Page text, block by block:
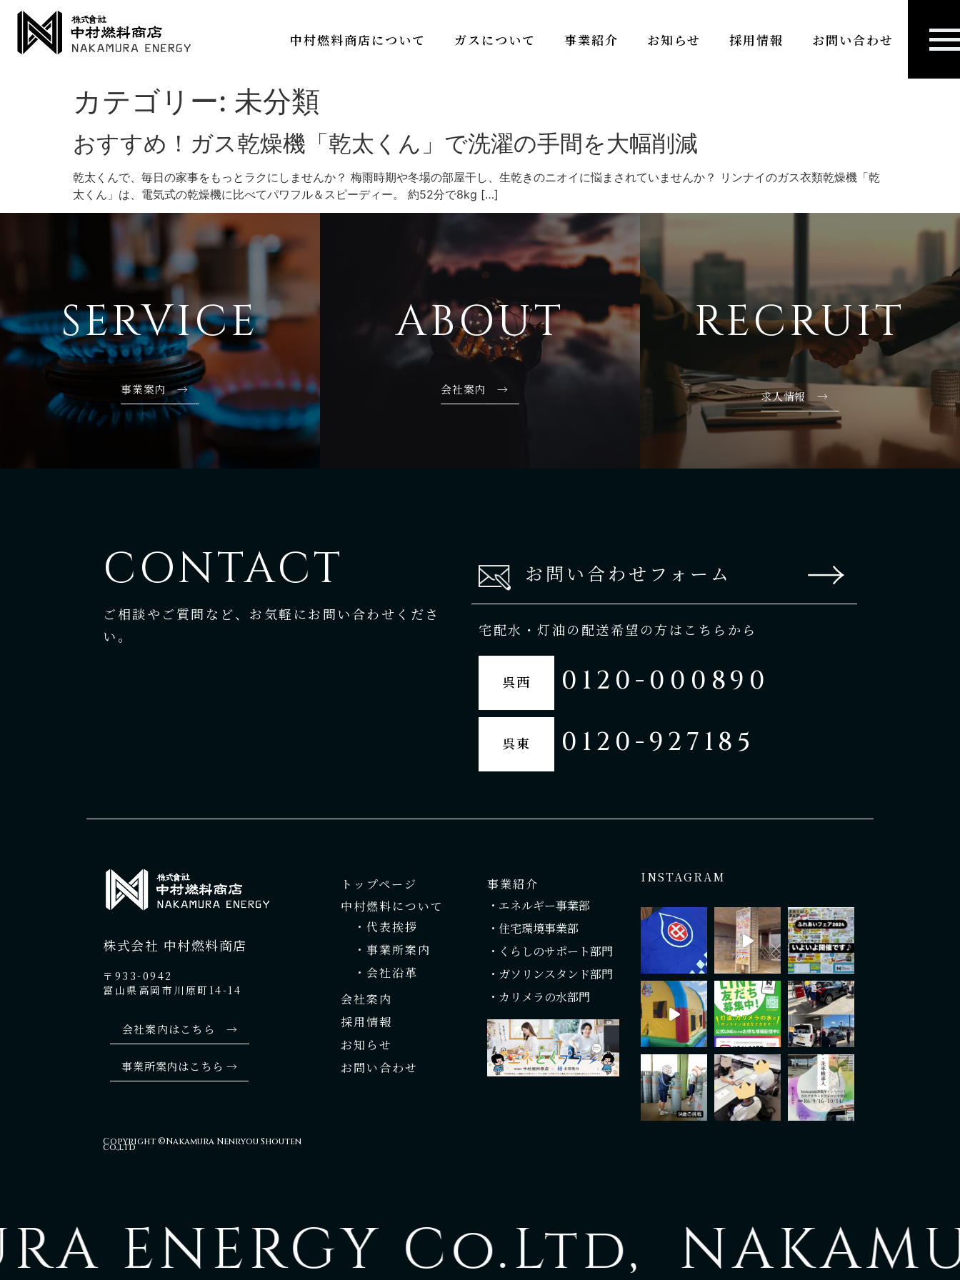
中村燃料商店について ガスについて 事業紹介 お知らせ 採用情報 お問い合わせ
カテゴリー: 未分類
おすすめ！ガス乾燥機「乾太くん」で洗濯の手間を大幅削減
乾太くんで、毎日の家事をもっとラクにしませんか？ 梅雨時期や冬場の部屋干し、生乾きのニオイに悩まされていませんか？ リンナイのガス衣類乾燥機「乾
太くん」は、電気式の乾燥機に比べてパワフル＆スピーディー。 約52分で8kg […]
SERVICE
事業案内 →
ABOUT
会社案内 →
RECRUIT
求人情報 →
CONTACT
ご相談やご質問など、お気軽にお問い合わせくださ
い。
お問い合わせフォーム →
宅配水・灯油の配送希望の方はこちらから
呉西 0120-000890
呉東 0120-927185
株式会社 中村燃料商店
〒933-0942
富山県高岡市川原町14-14
会社案内はこちら →
事業所案内はこちら →
Copyright ©Nakamura Nenryou Shouten
co.,ltd
トップページ
中村燃料について
・代表挨拶
・事業所案内
・会社沿革
会社案内
採用情報
お知らせ
お問い合わせ
事業紹介
・エネルギー事業部
・住宅環境事業部
・くらしのサポート部門
・ガソリンスタンド部門
・カリメラの水部門
INSTAGRAM
ENERGY Co.Ltd,